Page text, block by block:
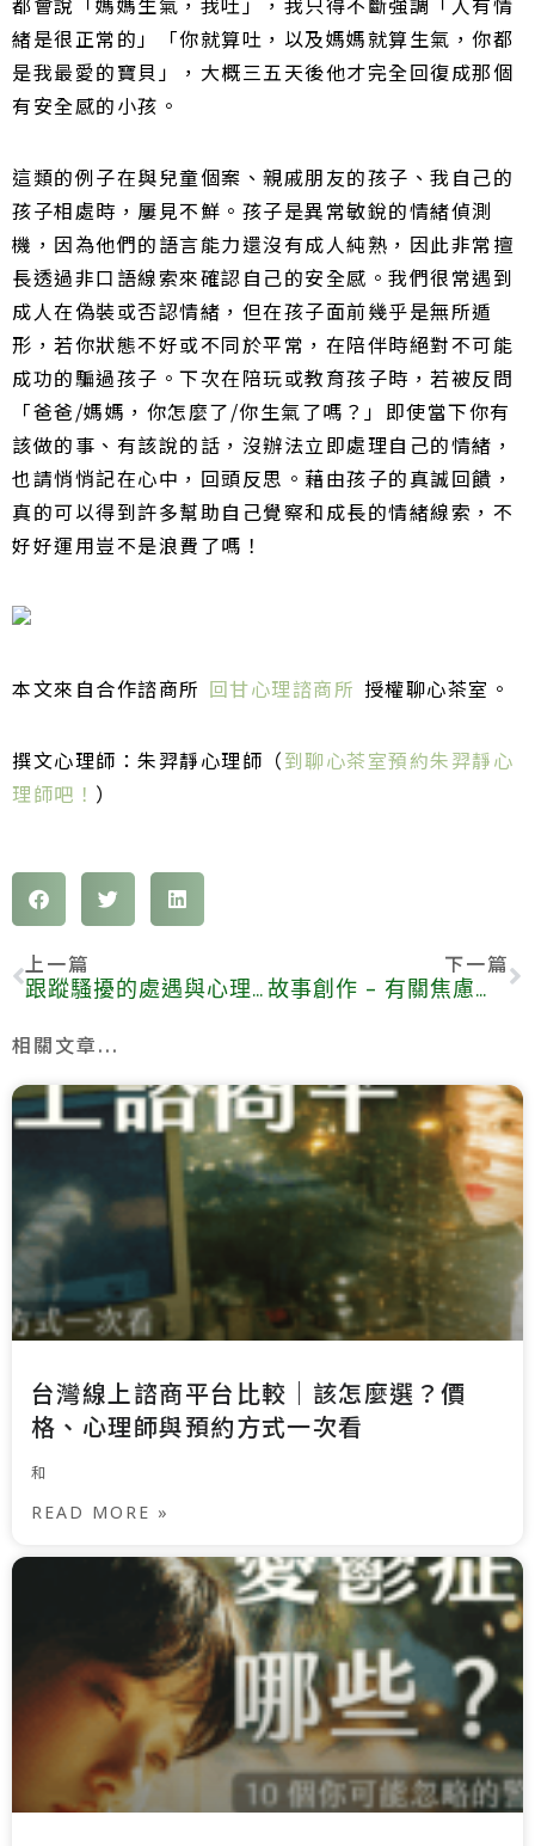
緒是很正常的」「你就算吐，以及媽媽就算生氣，你都
是我最愛的寶貝」，大概三五天後他才完全回復成那個
有安全感的小孩。
這類的例子在與兒童個案、親戚朋友的孩子、我自己的
孩子相處時，屢見不鮮。孩子是異常敏銳的情緒偵測
機，因為他們的語言能力還沒有成人純熟，因此非常擅
長透過非口語線索來確認自己的安全感。我們很常遇到
成人在偽裝或否認情緒，但在孩子面前幾乎是無所遁
形，若你狀態不好或不同於平常，在陪伴時絕對不可能
成功的騙過孩子。下次在陪玩或教育孩子時，若被反問
「爸爸/媽媽，你怎麼了/你生氣了嗎？」即使當下你有
該做的事、有該說的話，沒辦法立即處理自己的情緒，
也請悄悄記在心中，回頭反思。藉由孩子的真誠回饋，
真的可以得到許多幫助自己覺察和成長的情緒線索，不
好好運用豈不是浪費了嗎！
本文來自合作諮商所 回甘心理諮商所 授權聊心茶室。
撰文心理師：朱羿靜心理師（到聊心茶室預約朱羿靜心
理師吧！ ）
上一篇
跟蹤騷擾的處遇與心理復原
下一篇
故事創作 – 有關焦慮的故事
相關文章...
台灣線上諮商平台比較｜該怎麼選？價
格、心理師與預約方式一次看
和
READ MORE »